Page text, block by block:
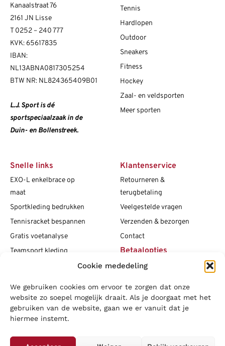
Cookie mededeling
We gebruiken cookies om ervoor te zorgen dat onze
website zo soepel mogelijk draait. Als je doorgaat met het
gebruiken van de website, gaan we er vanuit dat je
hiermee instemt.
Kanaalstraat 76
2161 JN Lisse
T0252 – 240 777
KVK: 65617835
IBAN:
NL13ABNA0817305254
BTW NR: NL824365409B01
L.J. Sport is dé
sportspeciaalzaak in de
Duin- en Bollenstreek.
Tennis
Hardlopen
Outdoor
Sneakers
Fitness
Hockey
Zaal- en veldsporten
Meer sporten
Snelle links
EXO-L enkelbrace op
maat
Sportkleding bedrukken
Tennisracket bespannen
Gratis voetanalyse
Teamsport kleding
Vacatures
Blogs
Klantenservice
Retourneren &
terugbetaling
Veelgestelde vragen
Verzenden & bezorgen
Contact
Betaalopties
Social media